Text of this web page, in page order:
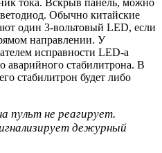
тока. Вскрыв панель, можно
Обычно китайские
один 3-вольтовый LED, если
направлении. У
исправности LED-а
аварийного стабилитрона. В
стабилитрон будет либо
пульт не реагирует.
дежурный